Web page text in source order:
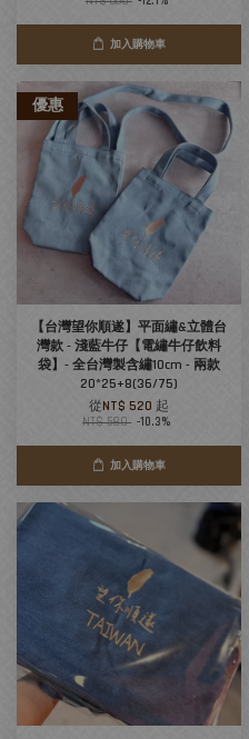
加入購物車
優惠
【台灣望你順遂】平面繡&立體台
灣款 - 淺藍牛仔【電繡牛仔飲料
袋】- 全台灣製含繡10cm - 兩款
20*25+8(36/75)
從NT$ 520 起
NT$ 580 -10.3%
加入購物車